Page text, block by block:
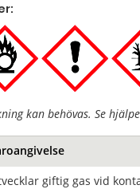
kan behövas. Se
giftig gas vid